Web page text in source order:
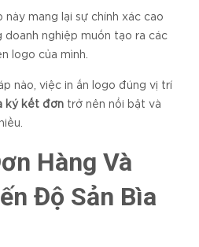
này mang lại sự chính xác cao
doanh nghiệp muốn tạo ra các
logo của mình.
nào, việc in ấn logo đúng vị trí
ký kết đơn trở nên nổi bật và
Hàng Và
Độ Sản Bìa